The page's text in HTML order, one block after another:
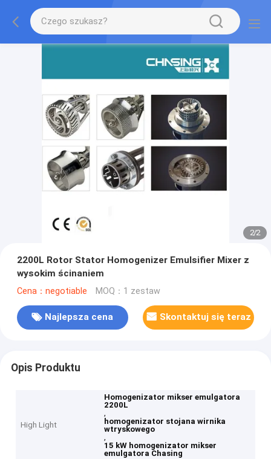
2/2
2200L Rotor Stator Homogenizer Emulsifier Mixer z
wysokim ścinaniem
Cena：negotiable MOQ：1 zestaw
Najlepsza cena Skontaktuj się teraz
Opis Produktu
High Light
Homogenizator mikser emulgatora
2200L
,
homogenizator stojana wirnika
wtryskowego
,
15 kW homogenizator mikser
emulgatora Chasing